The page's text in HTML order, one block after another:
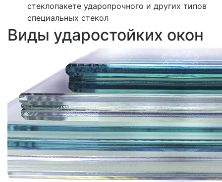
стеклопакете ударопрочного и других типов
специальных стекол
Виды ударостойких окон